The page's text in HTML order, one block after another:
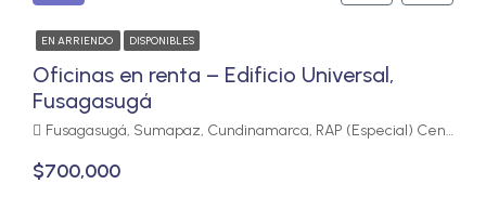
EN ARRIENDO DISPONIBLES
Oficinas en renta – Edificio Universal,
Fusagasugá
Fusagasugá, Sumapaz, Cundinamarca, RAP (Especial) Central, Colombia
$700,000